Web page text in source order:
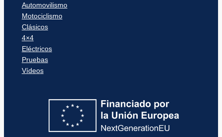
Automovilismo
Motociclismo
Clásicos
4×4
Eléctricos
Pruebas
Vídeos